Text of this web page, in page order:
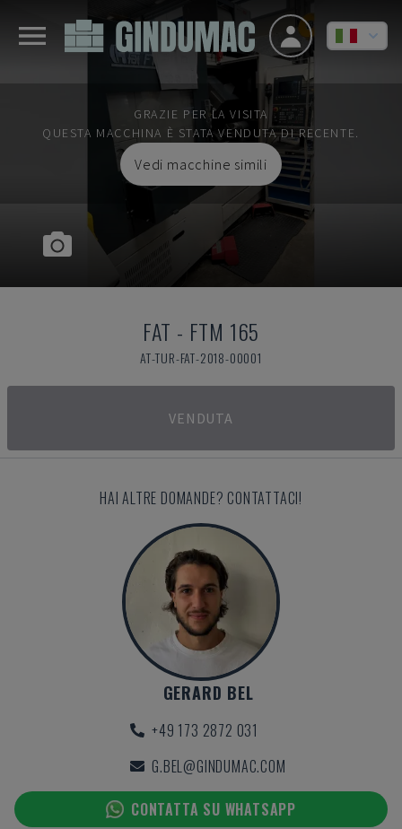
GRAZIE PER LA VISITA
QUESTA MACCHINA È STATA VENDUTA DI RECENTE.
Vedi macchine simili
FAT - FTM 165
AT-TUR-FAT-2018-00001
VENDUTA
HAI ALTRE DOMANDE? CONTATTACI!
GERARD BEL
+49 173 2872 031
G.BEL@GINDUMAC.COM
CONTATTA SU WHATSAPP